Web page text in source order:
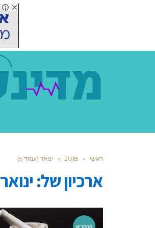
ראשי »
2018
» ינואר (עמוד 5)
ארכיון של:ינואר 2018
מחקרים